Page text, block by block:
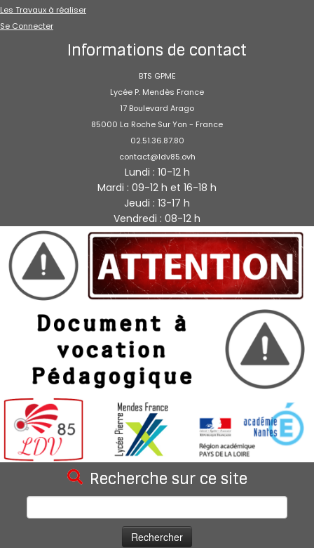
Les Travaux à réaliser
Se Connecter
Informations de contact
BTS GPME
Lycée P. Mendès France
17 Boulevard Arago
85000 La Roche Sur Yon - France
02.51.36.87.80
contact@ldv85.ovh
Lundi : 10-12 h
Mardi : 09-12 h et 16-18 h
Jeudi : 13-17 h
Vendredi : 08-12 h
Recherche sur ce site
Rechercher :